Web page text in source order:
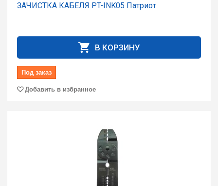
ЗАЧИСТКА КАБЕЛЯ PT-INK05 Патриот
В КОРЗИНУ
Под заказ
Добавить в избранное